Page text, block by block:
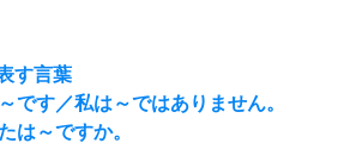
す言葉
です／私は～ではありません。
は～ですか。